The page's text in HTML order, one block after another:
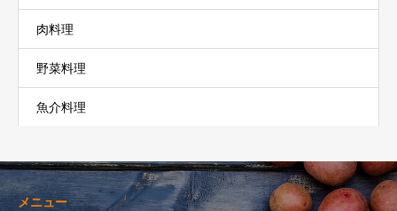
肉料理
野菜料理
魚介料理
メニュー